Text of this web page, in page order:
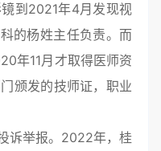
到2021年4月发现视
的杨姓主任负责。而
年11月才取得医师资
颁发的技师证，职业
举报。2022年，桂